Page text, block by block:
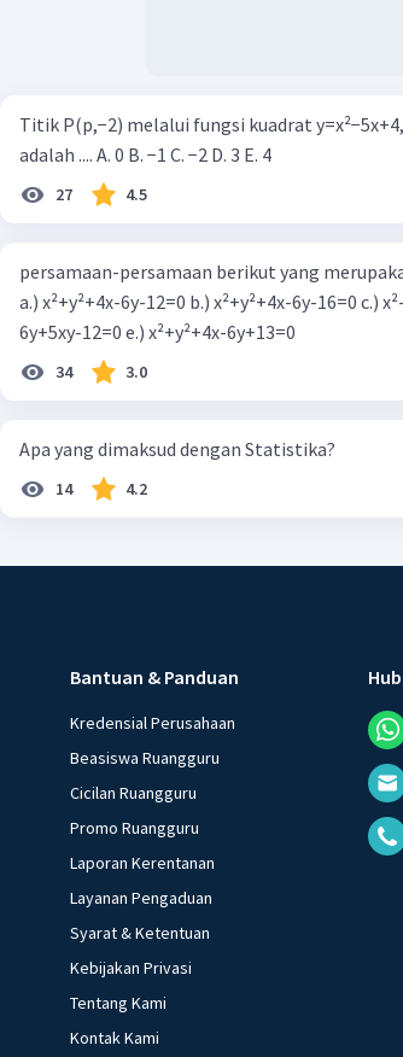
Titik P(p,−2) melalui fungsi kuadrat
adalah .... A. 0 B. −1 C. −2 D. 3 E. 4
27 4.5
persamaan-persamaan berikut yang
a.) x²+y²+4x-6y-12=0 b.) x²+y²+4x-6y-16=0 c.)
6y+5xy-12=0 e.) x²+y²+4x-6y+13=0
34 3.0
Apa yang dimaksud dengan Statistika?
14 4.2
Bantuan & Panduan
Kredensial Perusahaan
Beasiswa Ruangguru
Cicilan Ruangguru
Promo Ruangguru
Laporan Kerentanan
Layanan Pengaduan
Syarat & Ketentuan
Kebijakan Privasi
Tentang Kami
Kontak Kami